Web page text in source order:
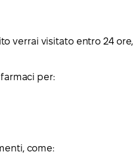
verrai visitato entro 24
per:
come: